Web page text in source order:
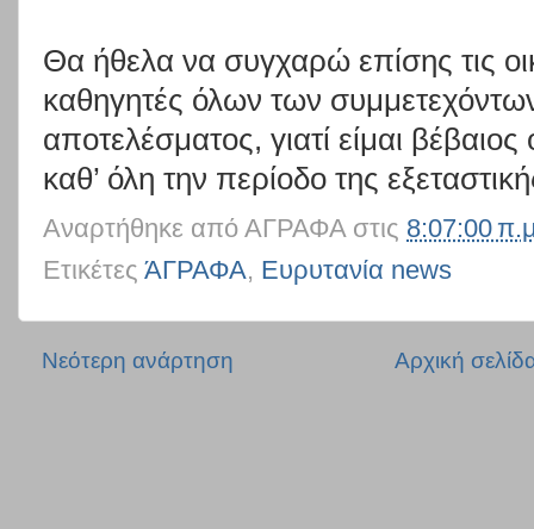
Θα ήθελα να συγχαρώ επίσης τις
καθηγητές όλων των
αποτελέσματος, γιατί είμαι
καθ’ όλη την περίοδο της
Αναρτήθηκε από ΑΓΡΑΦΑ στις 8:07:00
Ετικέτες ΆΓΡΑΦΑ, Ευρυτανία news
Νεότερη ανάρτηση Αρχική